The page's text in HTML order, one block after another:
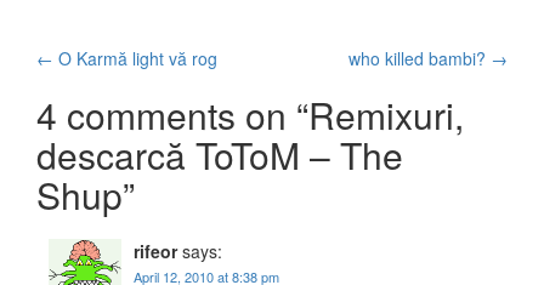
Post navigation
← O Karmă light vă rog who killed bambi? →
4 comments on “Remixuri,
descarcă ToToM – The
Shup”
rifeor says:
April 12, 2010 at 8:38 pm